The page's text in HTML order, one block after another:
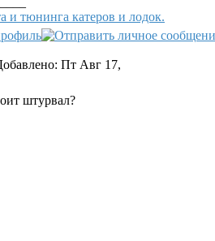
и тюнинга катеров и лодок.
Пт Авг 17,
штурвал?